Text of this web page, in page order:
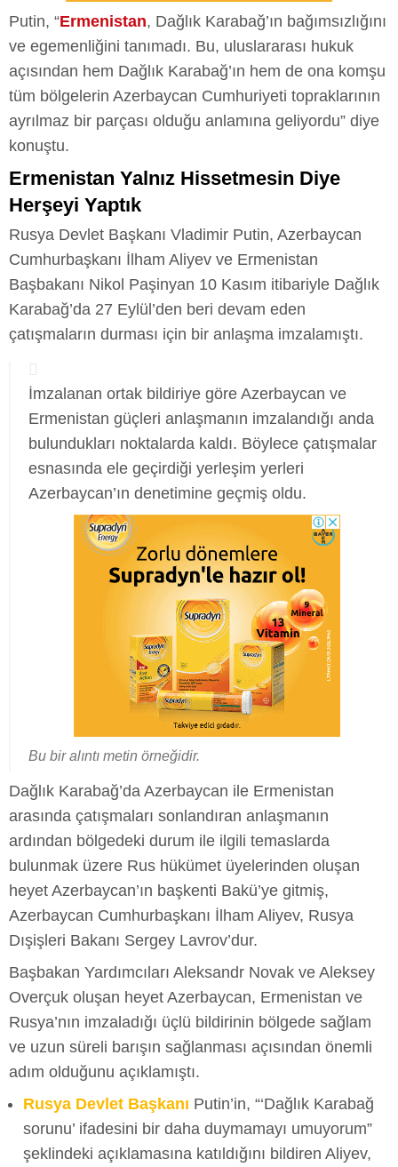
Putin, “Ermenistan, Dağlık Karabağ’ın bağımsızlığını
ve egemenliğini tanımadı. Bu, uluslararası hukuk
açısından hem Dağlık Karabağ’ın hem de ona komşu
tüm bölgelerin Azerbaycan Cumhuriyeti topraklarının
ayrılmaz bir parçası olduğu anlamına geliyordu” diye
konuştu.
Ermenistan Yalnız Hissetmesin Diye
Herşeyi Yaptık
Rusya Devlet Başkanı Vladimir Putin, Azerbaycan
Cumhurbaşkanı İlham Aliyev ve Ermenistan
Başbakanı Nikol Paşinyan 10 Kasım itibariyle Dağlık
Karabağ’da 27 Eylül’den beri devam eden
çatışmaların durması için bir anlaşma imzalamıştı.
İmzalanan ortak bildiriye göre Azerbaycan ve
Ermenistan güçleri anlaşmanın imzalandığı anda
bulundukları noktalarda kaldı. Böylece çatışmalar
esnasında ele geçirdiği yerleşim yerleri
Azerbaycan’ın denetimine geçmiş oldu.
Bu bir alıntı metin örneğidir.
Dağlık Karabağ’da Azerbaycan ile Ermenistan
arasında çatışmaları sonlandıran anlaşmanın
ardından bölgedeki durum ile ilgili temaslarda
bulunmak üzere Rus hükümet üyelerinden oluşan
heyet Azerbaycan’ın başkenti Bakü’ye gitmiş,
Azerbaycan Cumhurbaşkanı İlham Aliyev, Rusya
Dışişleri Bakanı Sergey Lavrov’dur.
Başbakan Yardımcıları Aleksandr Novak ve Aleksey
Overçuk oluşan heyet Azerbaycan, Ermenistan ve
Rusya’nın imzaladığı üçlü bildirinin bölgede sağlam
ve uzun süreli barışın sağlanması açısından önemli
adım olduğunu açıklamıştı.
Rusya Devlet Başkanı Putin’in, “‘Dağlık Karabağ
sorunu’ ifadesini bir daha duymamayı umuyorum”
şeklindeki açıklamasına katıldığını bildiren Aliyev,